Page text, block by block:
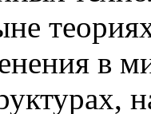
в